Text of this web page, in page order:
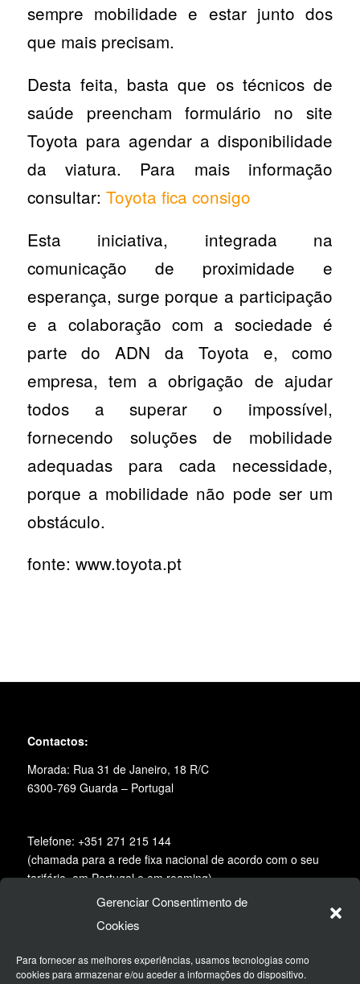
Gerenciar Consentimento de
Cookies
Para fornecer as melhores experiências, usamos tecnologias como
cookies para armazenar e/ou aceder a informações do dispositivo.
sempre mobilidade e estar junto dos
que mais precisam.
Desta feita, basta que os técnicos de
saúde preencham formulário no site
Toyota para agendar a disponibilidade
da viatura. Para mais informação
consultar: Toyota fica consigo
Esta iniciativa, integrada na
comunicação de proximidade e
esperança, surge porque a participação
e a colaboração com a sociedade é
parte do ADN da Toyota e, como
empresa, tem a obrigação de ajudar
todos a superar o impossível,
fornecendo soluções de mobilidade
adequadas para cada necessidade,
porque a mobilidade não pode ser um
obstáculo.
fonte: www.toyota.pt
Contactos:
Morada: Rua 31 de Janeiro, 18 R/C
6300-769 Guarda – Portugal
Telefone: +351 271 215 144
(chamada para a rede fixa nacional de acordo com o seu
tarifário, em Portugal e em roaming)
geral@desertspirit.pt
Siga-nos na redes sociais: